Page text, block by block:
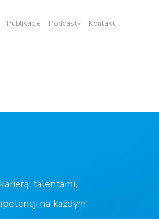
Publikacje Podcasty Kontakt
talentami,
na każdym